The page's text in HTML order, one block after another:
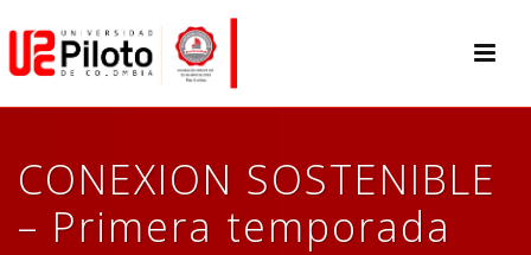
CONEXION SOSTENIBLE
– Primera temporada